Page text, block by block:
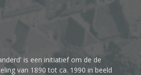
is een initiatief om de de
van 1890 tot ca. 1990 in beeld